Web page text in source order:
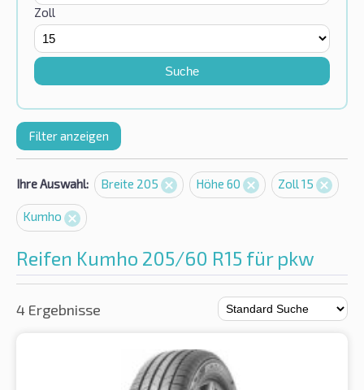
Zoll
Suche
Filter anzeigen
Ihre Auswahl: Breite 205 Höhe 60 Zoll 15
Kumho
Reifen Kumho 205/60 R15 für pkw
4 Ergebnisse